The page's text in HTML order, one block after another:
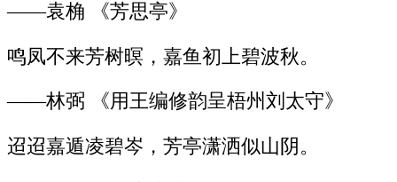
——袁桷 《芳思亭》
鸣凤不来芳树暝，嘉鱼初上碧波秋。
——林弼 《用王编修韵呈梧州刘太守》
迢迢嘉遁凌碧岑，芳亭潇洒似山阴。